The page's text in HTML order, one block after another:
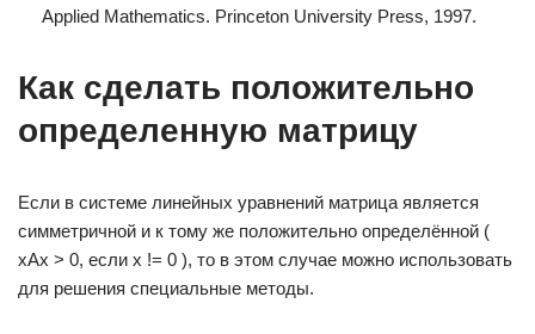
Applied Mathematics. Princeton University Press, 1997.
Как сделать положительно
определенную матрицу
Если в системе линейных уравнений матрица является
симметричной и к тому же положительно определённой (
xAx > 0, если x != 0 ), то в этом случае можно использовать
для решения специальные методы.